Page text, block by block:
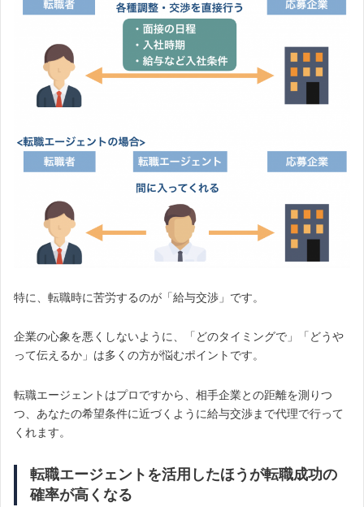
特に、転職時に苦労するのが「給与交渉」です。
企業の心象を悪くしないように、「どのタイミングで」「どうや
って伝えるか」は多くの方が悩むポイントです。
転職エージェントはプロですから、相手企業との距離を測りつ
つ、あなたの希望条件に近づくように給与交渉まで代理で行って
くれます。
転職エージェントを活用したほうが転職成功の
確率が高くなる